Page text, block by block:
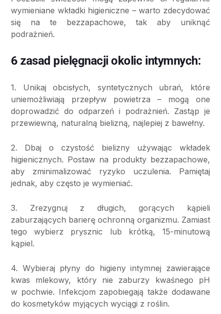
wymieniane wkładki higieniczne – warto zdecydować
się na te bezzapachowe, tak aby uniknąć
podrażnień.
6 zasad pielęgnacji okolic intymnych:
1. Unikaj obcisłych, syntetycznych ubrań, które
uniemożliwiają przepływ powietrza – mogą one
doprowadzić do odparzeń i podrażnień. Zastąp je
przewiewną, naturalną bielizną, najlepiej z bawełny.
2. Dbaj o czystość bielizny używając wkładek
higienicznych. Postaw na produkty bezzapachowe,
aby zminimalizować ryzyko uczulenia. Pamiętaj
jednak, aby często je wymieniać.
3. Zrezygnuj z długich, gorących kąpieli
zaburzających barierę ochronną organizmu. Zamiast
tego wybierz prysznic lub krótką, 15-minutową
kąpiel.
4. Wybieraj płyny do higieny intymnej zawierające
kwas mlekowy, który nie zaburzy kwaśnego pH
w pochwie. Infekcjom zapobiegają także dodawane
do kosmetyków myjących wyciągi z roślin.